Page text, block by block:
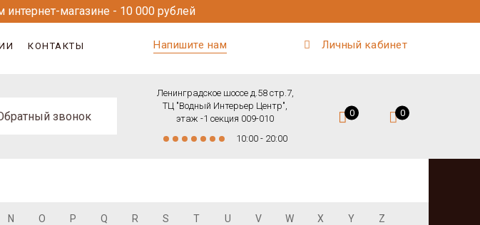
магазине - 10 000 рублей
КОНТАКТЫ Напишите нам Личный кабинет
звонок
Ленинградское шоссе д.58 стр.7,
ТЦ "Водный Интерьер Центр",
этаж -1 секция 009-010
10:00 - 20:00
0 0
N O P Q R S T U V W X Y Z